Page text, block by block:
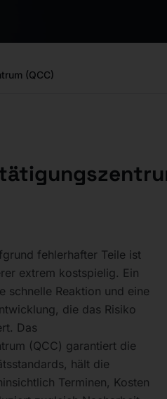
(QCC)
fehlerhafter Teile ist
extrem kostspielig. Ein
schnelle Reaktion und eine
die das Risiko
Das
(QCC) garantiert die
hält die
Terminen, Kosten